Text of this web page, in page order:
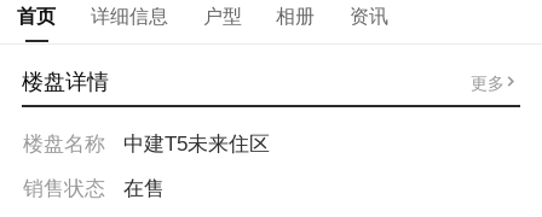
首页 详细信息 户型 相册 资讯
楼盘详情 更多
楼盘名称
中建T5未来住区
销售状态
在售